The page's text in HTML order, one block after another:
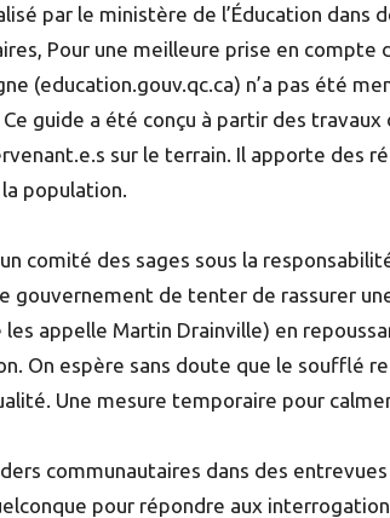
par le ministère de l’Éducation dans
Pour une meilleure prise en compte
(education.gouv.qc.ca) n’a pas été
guide a été conçu à partir des travaux
sur le terrain. Il apporte des
population.
comité des sages sous la
gouvernement de tenter de rassurer
appelle Martin Drainville) en
On espère sans doute que le soufflé
Une mesure temporaire pour
communautaires dans des entrevues
pour répondre aux